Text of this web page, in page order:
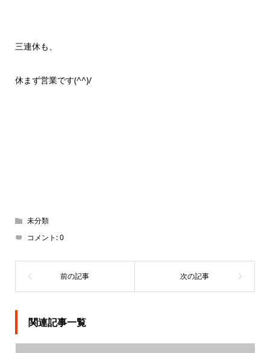
三連休も、
休まず営業です(^^)/
未分類
コメント:0
関連記事一覧